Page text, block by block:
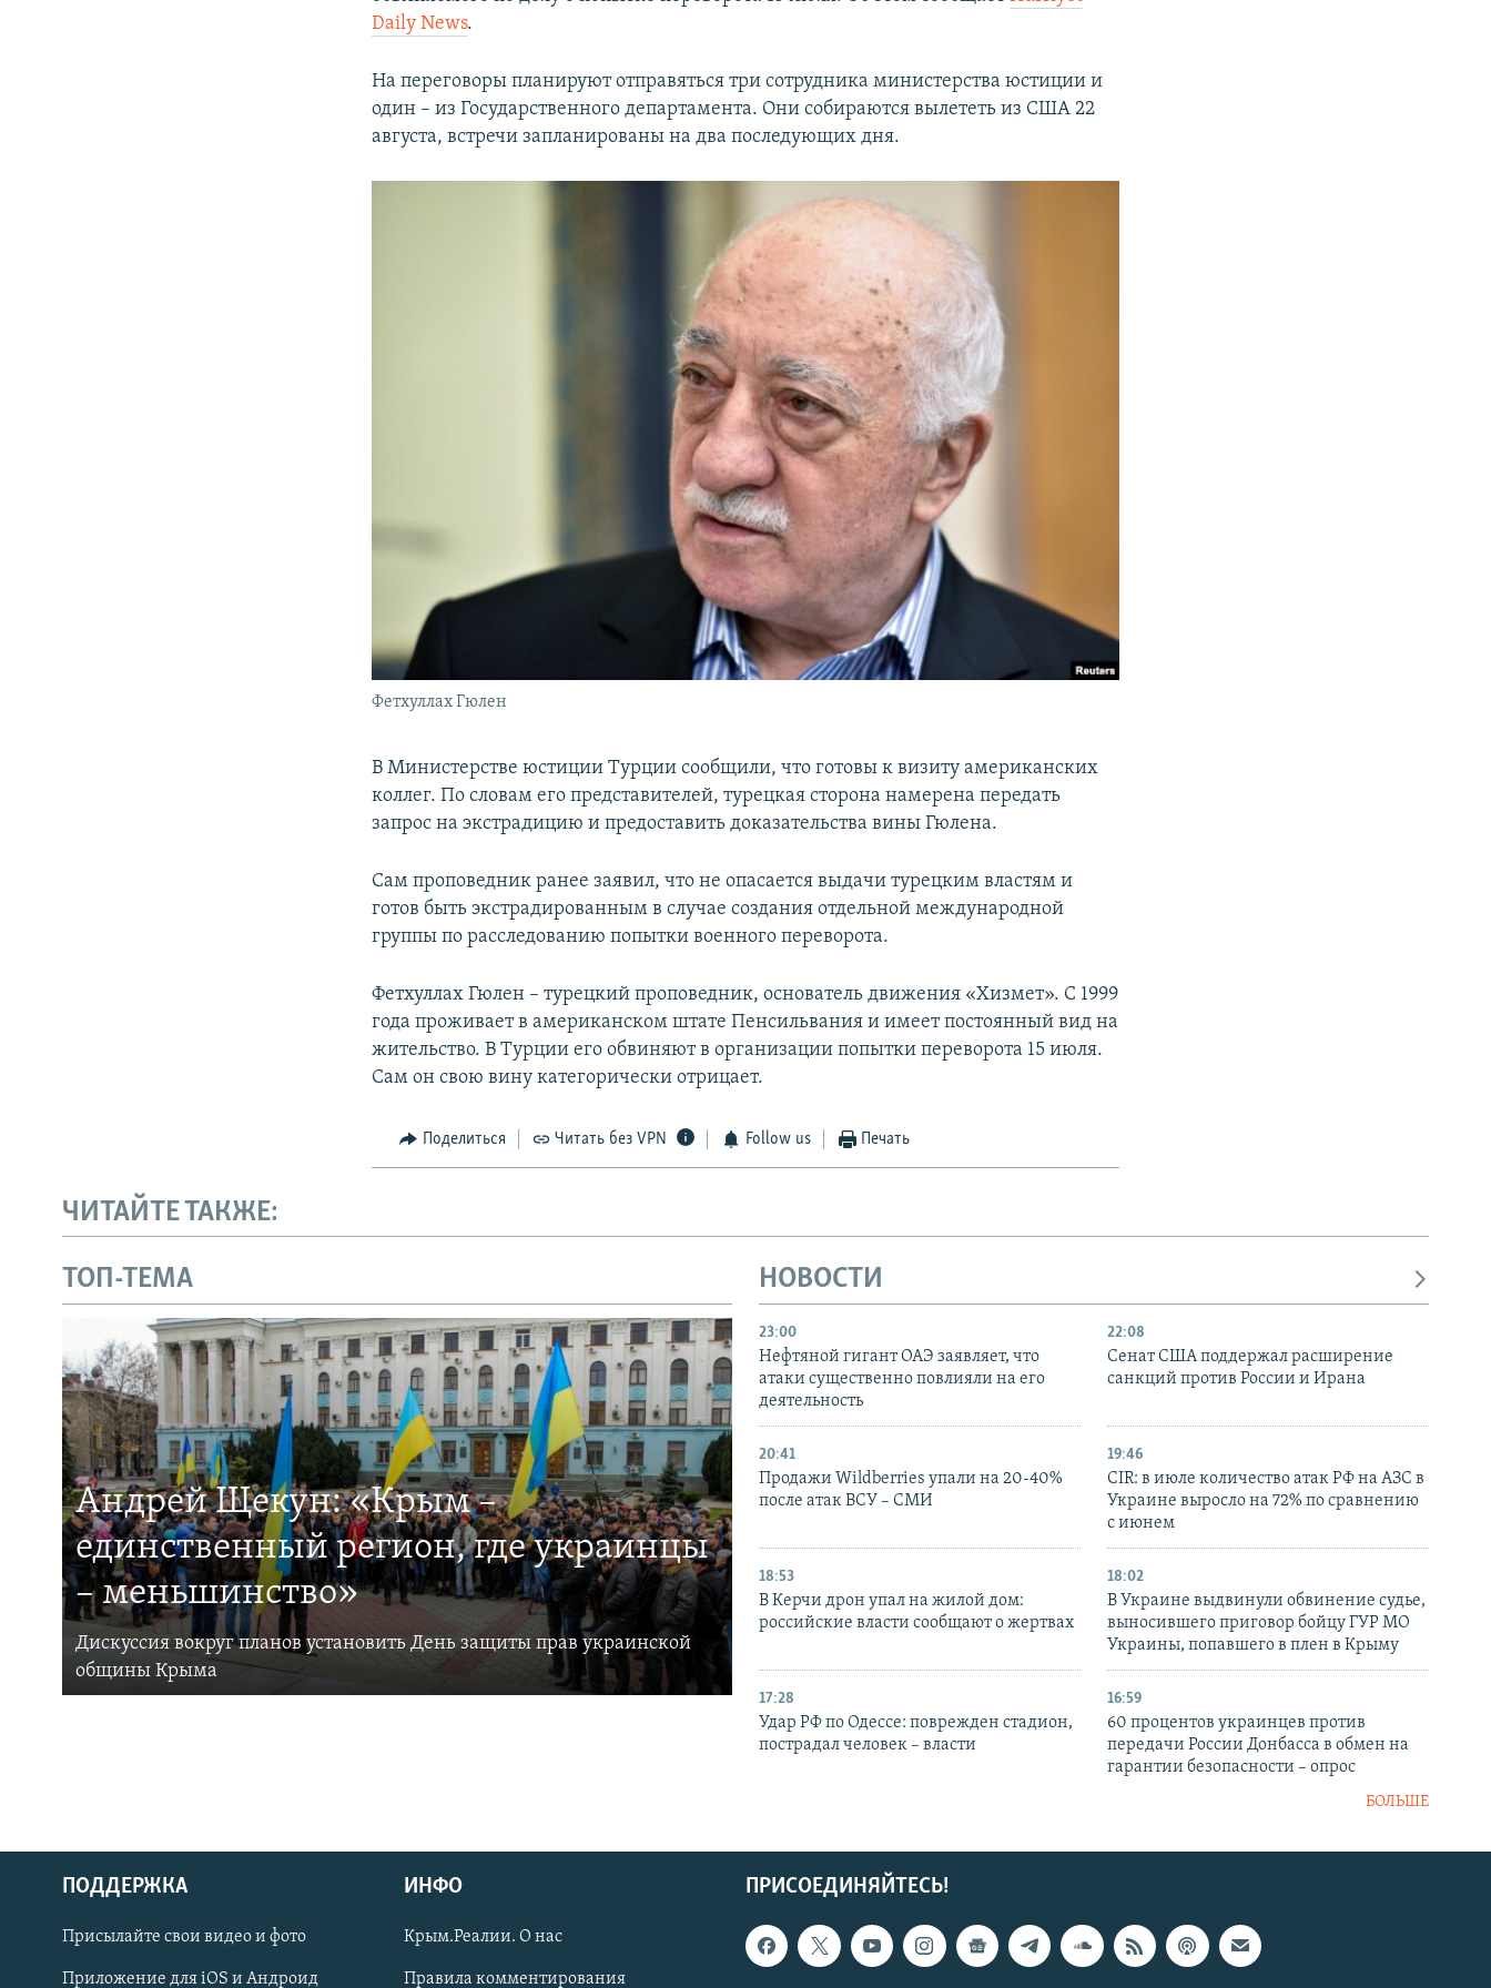
Українською
Qırımtatar
Daily News.
На переговоры планируют отправяться три сотрудника министерства юстиции и
один – из Государственного департамента. Они собираются вылететь из США 22
августа, встречи запланированы на два последующих дня.
Фетхуллах Гюлен
В Министерстве юстиции Турции сообщили, что готовы к визиту американских
коллег. По словам его представителей, турецкая сторона намерена передать
запрос на экстрадицию и предоставить доказательства вины Гюлена.
Сам проповедник ранее заявил, что не опасается выдачи турецким властям и
готов быть экстрадированным в случае создания отдельной международной
группы по расследованию попытки военного переворота.
Фетхуллах Гюлен – турецкий проповедник, основатель движения «Хизмет». С 1999
года проживает в американском штате Пенсильвания и имеет постоянный вид на
жительство. В Турции его обвиняют в организации попытки переворота 15 июля.
Сам он свою вину категорически отрицает.
Поделиться Читать без VPN Follow us Печать
ЧИТАЙТЕ ТАКЖЕ:
ТОП-ТЕМА
Андрей Щекун: «Крым –
единственный регион, где украинцы
– меньшинство»
Дискуссия вокруг планов установить День защиты прав украинской
общины Крыма
НОВОСТИ
23:00
Нефтяной гигант ОАЭ заявляет, что
атаки существенно повлияли на его
деятельность
22:08
Сенат США поддержал расширение
санкций против России и Ирана
20:41
Продажи Wildberries упали на 20-40%
после атак ВСУ – СМИ
19:46
CIR: в июле количество атак РФ на АЗС в
Украине выросло на 72% по сравнению
с июнем
18:53
В Керчи дрон упал на жилой дом:
российские власти сообщают о жертвах
18:02
В Украине выдвинули обвинение судье,
выносившего приговор бойцу ГУР МО
Украины, попавшего в плен в Крыму
17:28
Удар РФ по Одессе: поврежден стадион,
пострадал человек – власти
16:59
60 процентов украинцев против
передачи России Донбасса в обмен на
гарантии безопасности – опрос
БОЛЬШЕ
ПРИСОЕДИНЯЙТЕСЬ!
ПОДДЕРЖКА
Присылайте свои видео и фото
Приложение для iOS и Андроид
ИНФО
Крым.Реалии. О нас
Правила комментирования